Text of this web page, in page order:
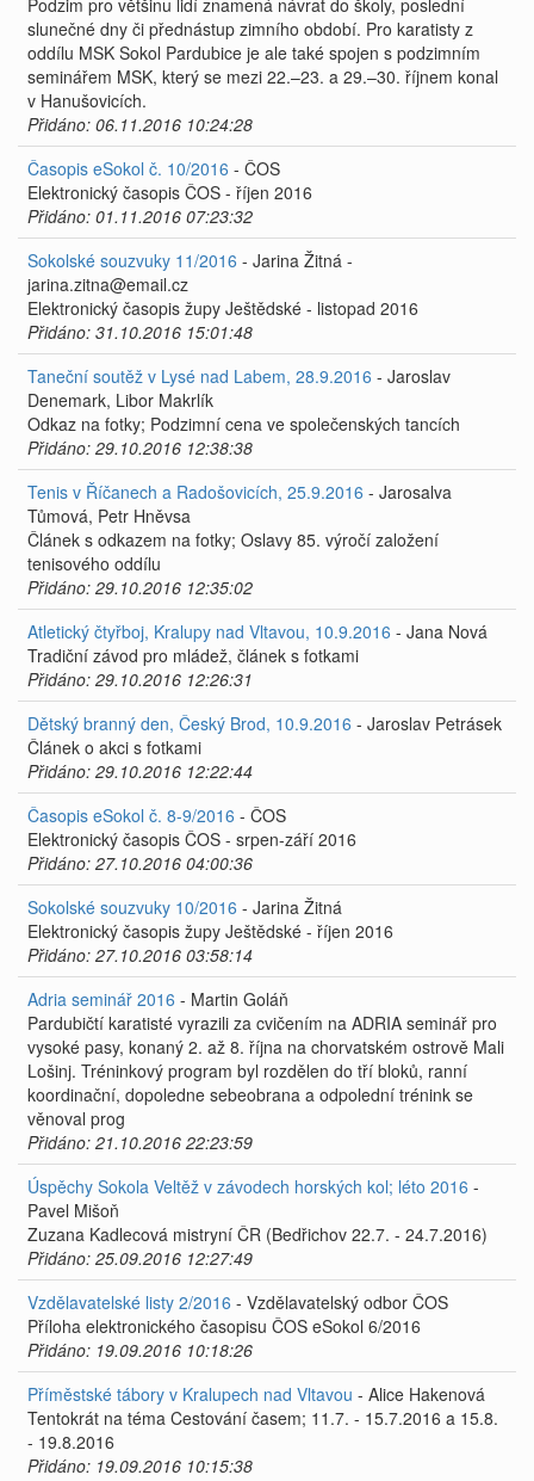
Podzim pro většinu lidí znamená návrat do školy, poslední
slunečné dny či přednástup zimního období. Pro karatisty z
oddílu MSK Sokol Pardubice je ale také spojen s podzimním
seminářem MSK, který se mezi 22.–23. a 29.–30. říjnem konal
v Hanušovicích.
Přidáno: 06.11.2016 10:24:28
Časopis eSokol č. 10/2016 - ČOS
Elektronický časopis ČOS - říjen 2016
Přidáno: 01.11.2016 07:23:32
Sokolské souzvuky 11/2016 - Jarina Žitná -
jarina.zitna@email.cz
Elektronický časopis župy Ještědské - listopad 2016
Přidáno: 31.10.2016 15:01:48
Taneční soutěž v Lysé nad Labem, 28.9.2016 - Jaroslav
Denemark, Libor Makrlík
Odkaz na fotky; Podzimní cena ve společenských tancích
Přidáno: 29.10.2016 12:38:38
Tenis v Říčanech a Radošovicích, 25.9.2016 - Jarosalva
Tůmová, Petr Hněvsa
Článek s odkazem na fotky; Oslavy 85. výročí založení
tenisového oddílu
Přidáno: 29.10.2016 12:35:02
Atletický čtyřboj, Kralupy nad Vltavou, 10.9.2016 - Jana Nová
Tradiční závod pro mládež, článek s fotkami
Přidáno: 29.10.2016 12:26:31
Dětský branný den, Český Brod, 10.9.2016 - Jaroslav Petrásek
Článek o akci s fotkami
Přidáno: 29.10.2016 12:22:44
Časopis eSokol č. 8-9/2016 - ČOS
Elektronický časopis ČOS - srpen-září 2016
Přidáno: 27.10.2016 04:00:36
Sokolské souzvuky 10/2016 - Jarina Žitná
Elektronický časopis župy Ještědské - říjen 2016
Přidáno: 27.10.2016 03:58:14
Adria seminář 2016 - Martin Goláň
Pardubičtí karatisté vyrazili za cvičením na ADRIA seminář pro
vysoké pasy, konaný 2. až 8. října na chorvatském ostrově Mali
Lošinj. Tréninkový program byl rozdělen do tří bloků, ranní
koordinační, dopoledne sebeobrana a odpolední trénink se
věnoval prog
Přidáno: 21.10.2016 22:23:59
Úspěchy Sokola Veltěž v závodech horských kol; léto 2016 -
Pavel Mišoň
Zuzana Kadlecová mistryní ČR (Bedřichov 22.7. - 24.7.2016)
Přidáno: 25.09.2016 12:27:49
Vzdělavatelské listy 2/2016 - Vzdělavatelský odbor ČOS
Příloha elektronického časopisu ČOS eSokol 6/2016
Přidáno: 19.09.2016 10:18:26
Příměstské tábory v Kralupech nad Vltavou - Alice Hakenová
Tentokrát na téma Cestování časem; 11.7. - 15.7.2016 a 15.8.
- 19.8.2016
Přidáno: 19.09.2016 10:15:38